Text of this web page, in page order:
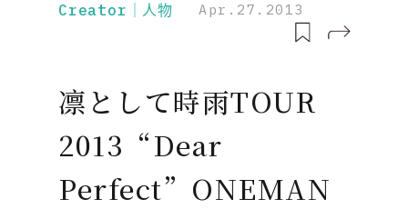
Creator｜人物 Apr.27.2013
凛として時雨TOUR
2013“Dear
Perfect”ONEMAN